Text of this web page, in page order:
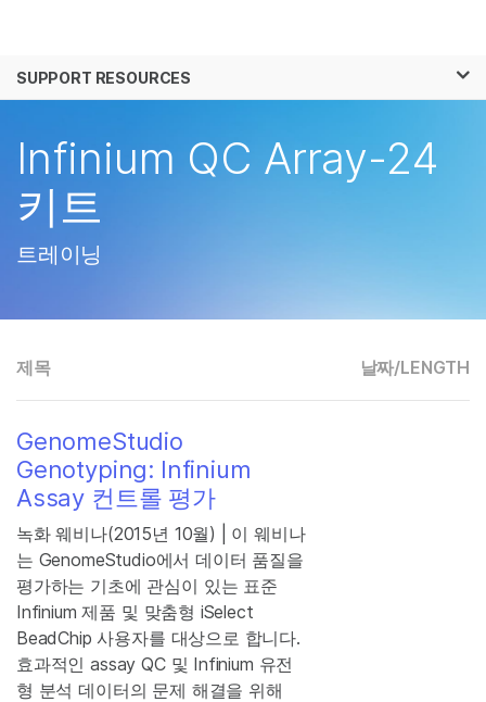
솔루션
회사
지원
SUPPORT RESOURCES
Infinium QC Array-24
키트
트레이닝
제목 날짜/LENGTH
GenomeStudio
Genotyping: Infinium
Assay 컨트롤 평가
녹화 웨비나(2015년 10월) | 이 웨비나
는 GenomeStudio에서 데이터 품질을
평가하는 기초에 관심이 있는 표준
Infinium 제품 및 맞춤형 iSelect
BeadChip 사용자를 대상으로 합니다.
효과적인 assay QC 및 Infinium 유전
형 분석 데이터의 문제 해결을 위해
보다 관련성이 높은 콘텐츠를 확인하실 수 있
습니다. 주요 관심 분야를 선택해 주세요:
암 연구
미생물학 연구
농업유전체학 연구
복합 질환 연구
임상 종양학 연구
생식 보건 연구